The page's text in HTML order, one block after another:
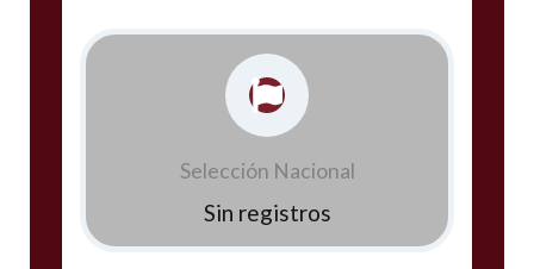
Selección Nacional
Sin registros